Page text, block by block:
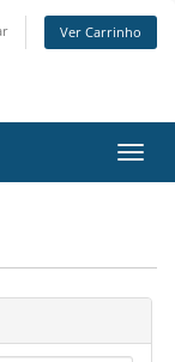
Ver Carrinho